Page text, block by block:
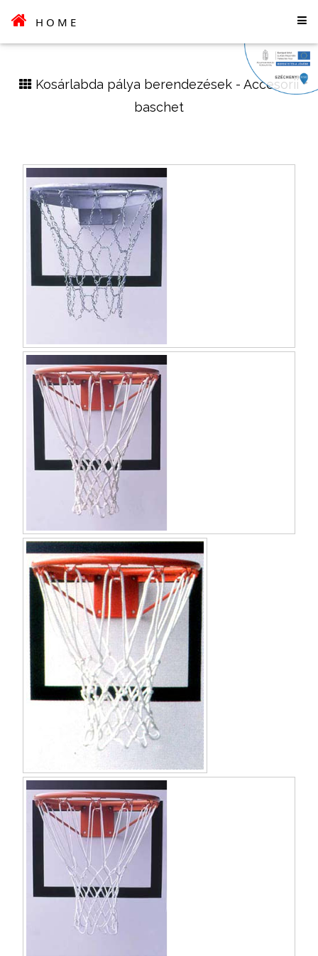
HOME
Kosárlabda pálya berendezések - Accesorii
baschet